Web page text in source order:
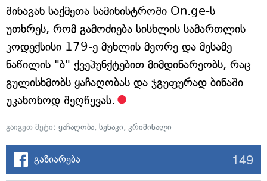
შინაგან საქმეთა სამინისტროში On.ge-ს
უთხრეს, რომ გამოძიება სისხლის სამართლის
კოდექსისი 179-ე მუხლის მეორე და მესამე
ნაწილის "ბ" ქვეპუნქტებით მიმდინარეობს, რაც
გულისხმობს ყაჩაღობას და ჯგუფურად ბინაში
უკანონოდ შეღწევას.
გაიგეთ მეტი: ყაჩაღობა, სენაკი, კრიმინალი
გაზიარება 149